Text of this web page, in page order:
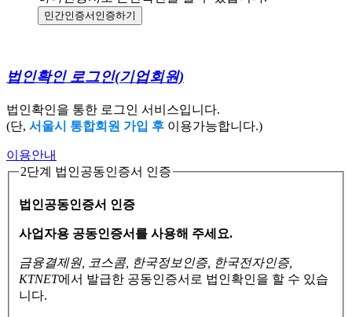
민간인증서 인증하기
법인확인 로그인(기업회원)
법인확인을 통한 로그인 서비스입니다.
(단, 서울시 통합회원 가입 후 이용가능합니다.)
이용안내
2단계 법인공동인증서 인증
법인공동인증서 인증
사업자용 공동인증서를 사용해 주세요.
금융결제원, 코스콤, 한국정보인증, 한국전자인증,
KTNET에서 발급한 공동인증서로 법인확인을 할 수 있습
니다.